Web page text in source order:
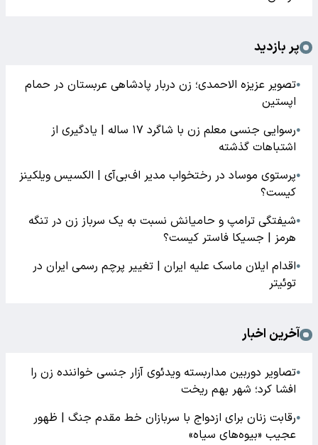
پر بازدید
●تصویر عزیزه الاحمدی؛ زن دربار پادشاهی عربستان در حمام
اپستین
●
رسوایی جنسی معلم زن با شاگرد ۱۷ ساله | یادگیری از
اشتباهات گذشته
●پرستوی موساد در رختخواب مدیر اف‌بی‌آی | الکسیس ویلکینز
کیست؟
●شیفتگی ترامپ و حامیانش نسبت به یک سرباز زن در تنگه
هرمز | جسیکا فاستر کیست؟
●اقدام ایلان ماسک علیه ایران | تغییر پرچم رسمی ایران در
توئیتر
آخرین اخبار
●تصاویر دوربین مداربسته ویدئوی آزار جنسی خواننده زن را
افشا کرد؛ شهر بهم ریخت
●رقابت زنان برای ازدواج با سربازان خط مقدم جنگ | ظهور
عجیب «بیوه‌های سیاه»